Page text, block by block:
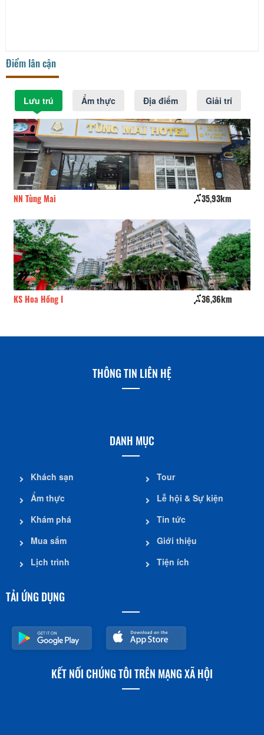
Điểm lân cận
Lưu trú Ẩm thực Địa điểm Giải trí
NN Tùng Mai 35,93km
KS Hoa Hồng I 36,36km
THÔNG TIN LIÊN HỆ
DANH MỤC
Khách sạn
Ẩm thực
Khám phá
Mua sắm
Lịch trình
Tour
Lễ hội & Sự kiện
Tin tức
Giới thiệu
Tiện ích
TẢI ỨNG DỤNG
KẾT NỐI CHÚNG TÔI TRÊN MẠNG XÃ HỘI